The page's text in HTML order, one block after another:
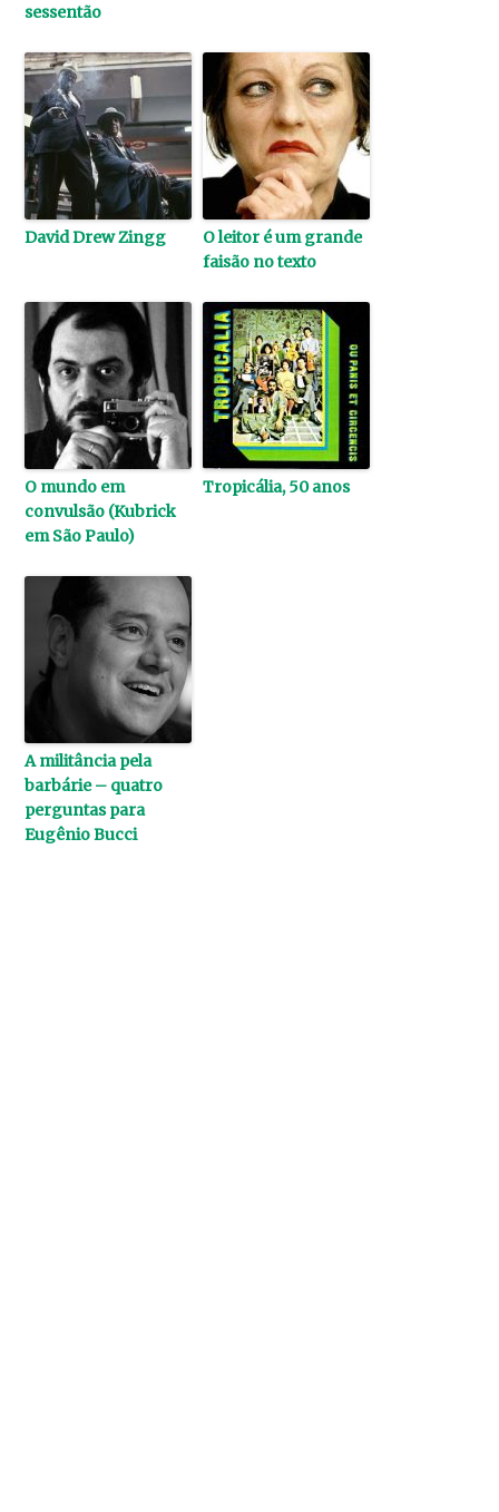
sessentão
David Drew Zingg
O leitor é um grande
faisão no texto
O mundo em
convulsão (Kubrick
em São Paulo)
Tropicália, 50 anos
A militância pela
barbárie – quatro
perguntas para
Eugênio Bucci